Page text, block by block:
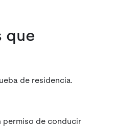
que
de residencia.
permiso de conducir